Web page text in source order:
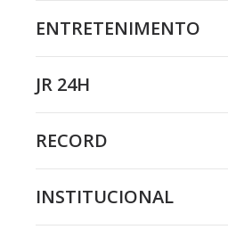
ENTRETENIMENTO
JR 24H
RECORD
INSTITUCIONAL